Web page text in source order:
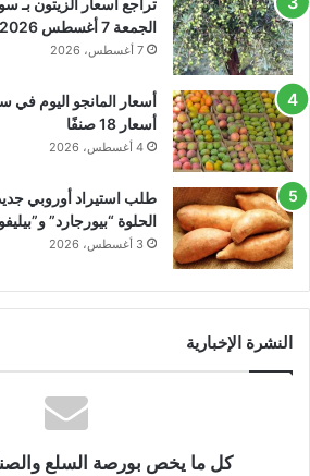
الجمعة 7 أغسطس 2026
7 أغسطس، 2026
أسعار المانجو اليوم
أسعار 18 صنفًا
4 أغسطس، 2026
طلب استيراد أوروبي
الحلوة “بيورجارد”
3 أغسطس، 2026
النشرة الإخبارية
كل ما يخص بورصة السلع